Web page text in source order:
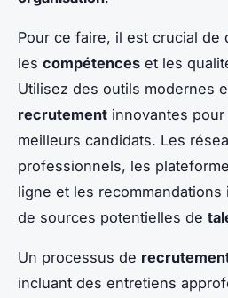
Pour ce faire, il est crucial de
les compétences et les
Utilisez des outils modernes
recrutement innovantes
meilleurs candidats. Les
professionnels, les
ligne et les
de sources potentielles de
Un processus de
incluant des entretiens